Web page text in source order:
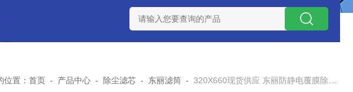
PU注胶 花板孔φ157*500防静电除尘滤芯 电焊车间 六耳快拆除尘滤筒 环保排放达
位置：首页 - 产品中心 - 除尘滤芯 - 东丽滤筒 -320X660现货供应 东丽防静电覆膜除尘滤筒 过滤器